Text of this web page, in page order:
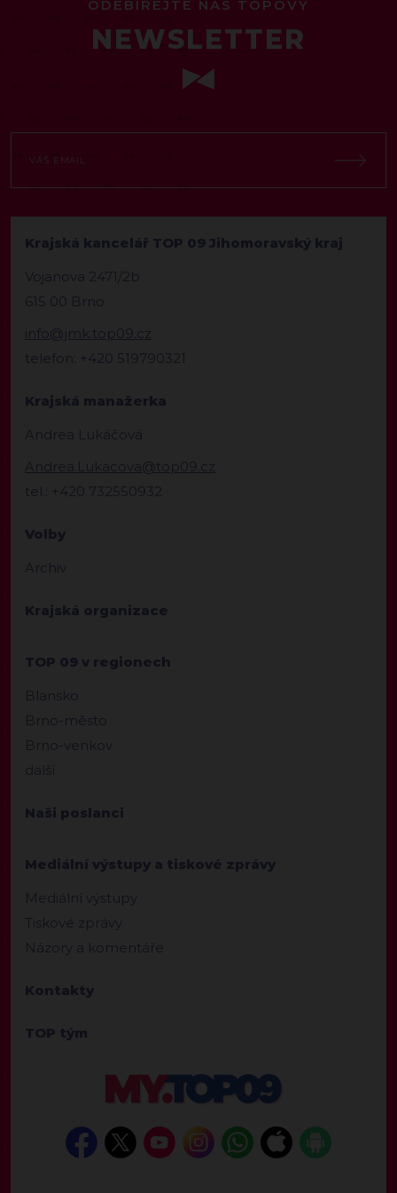
ODEBÍREJTE NÁŠ TOPOVÝ
NEWSLETTER
Krajská kancelář TOP 09 Jihomoravský kraj
Vojanova 2471/2b
615 00 Brno
info@jmk.top09.cz
telefon: +420 519790321
Krajská manažerka
Andrea Lukáčová
Andrea.Lukacova@top09.cz
tel.: +420 732550932
Volby
Archiv
Krajská organizace
TOP 09 v regionech
Blansko
Brno-město
Brno-venkov
další
Naši poslanci
Mediální výstupy a tiskové zprávy
Mediální výstupy
Tiskové zprávy
Názory a komentáře
Kontakty
TOP tým